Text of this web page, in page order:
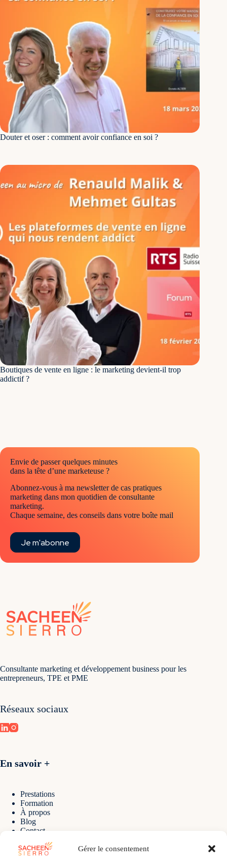
Gérer le consentement
Douter et oser : comment avoir confiance en soi ?
Boutiques de vente en ligne : le marketing devient-il trop
addictif ?
Envie de passer quelques minutes
dans la tête d’une marketeuse ?
Abonnez-vous à ma newsletter de cas pratiques
marketing dans mon quotidien de consultante
marketing.
Chaque semaine, des conseils dans votre boîte mail
Je m'abonne
Consultante marketing et développement business pour les
entrepreneurs, TPE et PME
Réseaux sociaux
En savoir +
Prestations
Formation
À propos
Blog
Contact